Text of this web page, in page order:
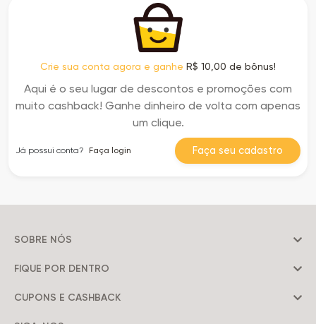
Crie sua conta agora e ganhe R$ 10,00 de bônus!
Aqui é o seu lugar de descontos e promoções com
muito cashback! Ganhe dinheiro de volta com apenas
um clique.
Faça seu cadastro
Já possui conta? Faça login
SOBRE NÓS
FIQUE POR DENTRO
CUPONS E CASHBACK